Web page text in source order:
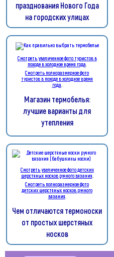
празднования Нового Года
на городских улицах
Смотреть увеличенное фото туристов в
походе в холодное время года
Смотреть полноразмерное фото
туристов в походе в холодное время
года
Магазин термобелья:
лучшие варианты для
утепления
Смотреть увеличенное фото детских
шерстяных носков ручного вязания
Смотреть полноразмерное фото
детских шерстяных носков ручного
вязания
Чем отличаются термоноски
от простых шерстяных
носков